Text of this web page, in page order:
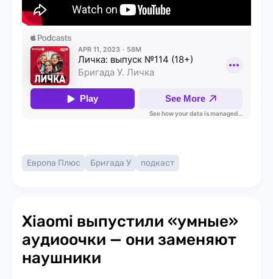
Европа Плюс Бригада У подкаст
Xiaomi выпустили «умные»
аудиоочки — они заменяют
наушники